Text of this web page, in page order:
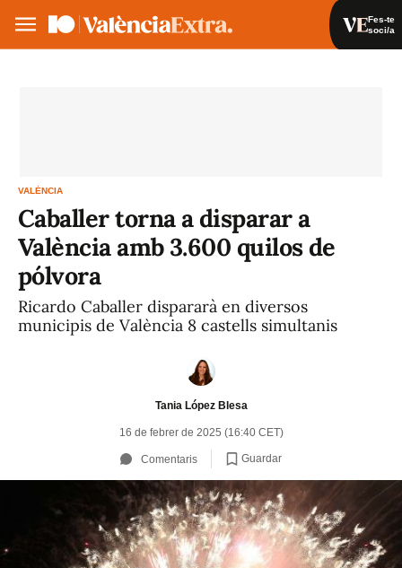
Fes-te
soci/a
VALÈNCIA
Caballer torna a disparar a
València amb 3.600 quilos de
pólvora
Ricardo Caballer dispararà en diversos
municipis de València 8 castells simultanis
Tania López Blesa
16 de febrer de 2025 (16:40 CET)
Comentaris Guardar